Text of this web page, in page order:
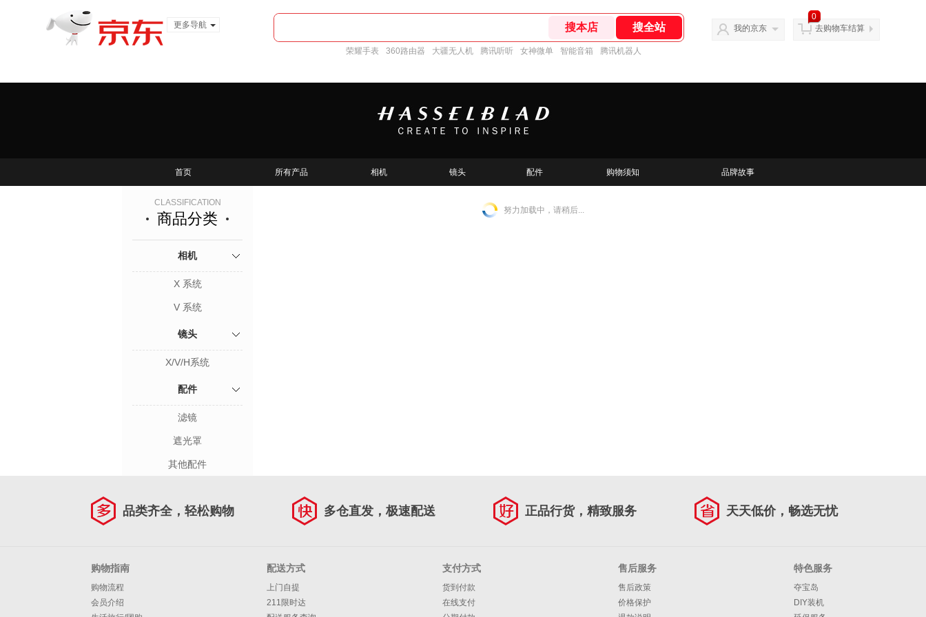
更多导航
荣耀手表 360路由器 大疆无人机 腾讯听听 女神微单 智能音箱 腾讯机器人
我的京东
0
去购物车结算
首页 所有产品 购物须知 品牌故事
相机 镜头 配件
CLASSIFICATION
商品分类
相机
X 系统
V 系统
镜头
X/V/H系统
配件
滤镜
遮光罩
其他配件
努力加载中，请稍后...
品类齐全，轻松购物 多仓直发，极速配送 正品行货，精致服务 天天低价，畅选无忧
购物指南
购物流程
会员介绍
配送方式
上门自提
211限时达
支付方式
货到付款
在线支付
售后服务
售后政策
价格保护
特色服务
夺宝岛
DIY装机